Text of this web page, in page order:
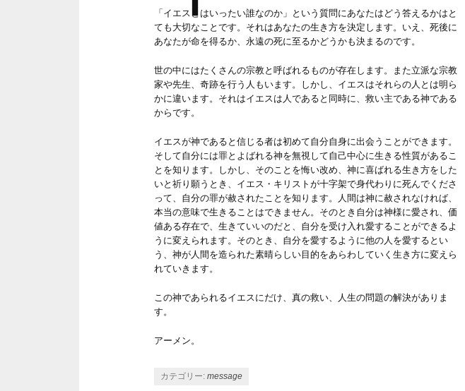
「イエスとはいったい誰なのか」という質問にあなたはどう答えるかはと
ても大切なことです。それはあなたの生き方を決定します。いえ、死後に
あなたが命を得るか、永遠の死に至るかどうかも決まるのです。
世の中にはたくさんの宗教と呼ばれるものが存在します。また立派な宗教
家や先生、奇跡を行う人もいます。しかし、イエスはそれらの人とは明ら
かに違います。それはイエスは人であると同時に、救い主である神である
からです。
イエスが神であると信じる者は初めて自分自身に出会うことができます。
そして自分には罪とよばれる神を無視して自己中心に生きる性質があるこ
とを知ります。しかし、そのことを悔い改め、神に喜ばれる生き方をした
いと祈り願うとき、イエス・キリストが十字架で身代わりに死んでくださ
って、自分の罪が赦されたことを知ります。人間は神に赦されなければ、
本当の意味で生きることはできません。そのとき自分は神様に愛され、価
値ある存在で、生きていいのだと、自分を受け入れ愛することができるよ
うに変えられます。そのとき、自分を愛するように他の人を愛するとい
う、神が人間を造られた素晴らしい目的をあらわしていく生き方に変えら
れていきます。
この神であられるイエスにだけ、真の救い、人生の問題の解決がありま
す。
アーメン。
カテゴリー: message